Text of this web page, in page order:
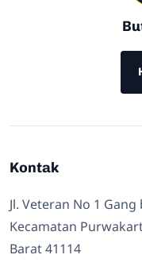
Kontak
Jl. Veteran No 1
Kecamatan
Barat 41114